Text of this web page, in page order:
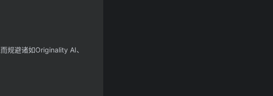
规避诸如Originality AI、